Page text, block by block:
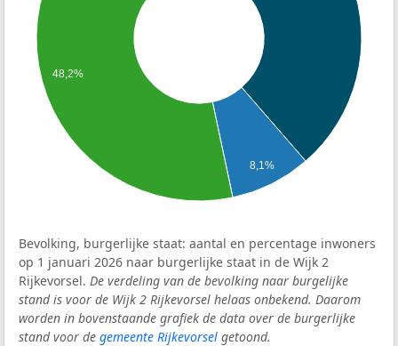
8,1%
48,2%
Bevolking, burgerlijke staat: aantal en percentage inwoners
op 1 januari 2026 naar burgerlijke staat in de Wijk 2
Rijkevorsel. De verdeling van de bevolking naar burgelijke
stand is voor de Wijk 2 Rijkevorsel helaas onbekend. Daarom
worden in bovenstaande grafiek de data over de burgerlijke
stand voor de gemeente Rijkevorsel getoond.